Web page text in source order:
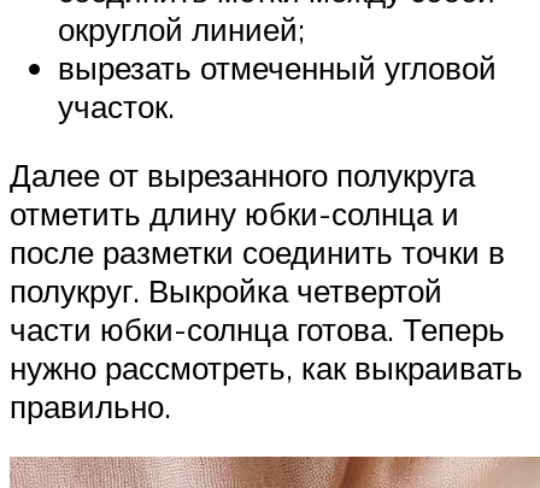
округлой линией;
вырезать отмеченный угловой
участок.
Далее от вырезанного полукруга
отметить длину юбки-солнца и
после разметки соединить точки в
полукруг. Выкройка четвертой
части юбки-солнца готова. Теперь
нужно рассмотреть, как выкраивать
правильно.